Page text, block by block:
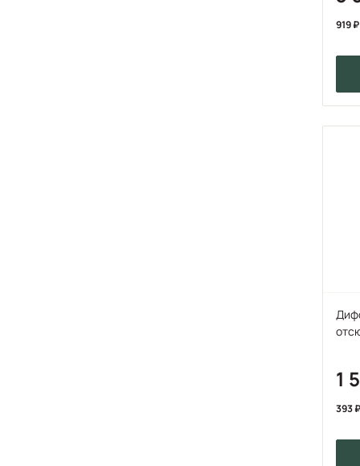
919
1
393